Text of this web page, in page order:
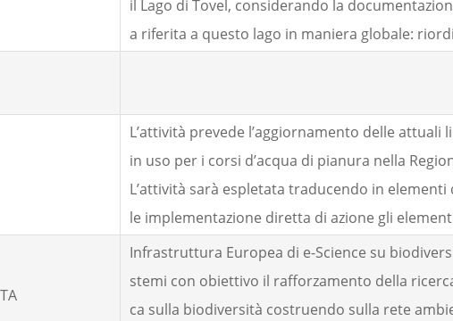
il Lago di Tovel, considerando la
a riferita a questo lago in maniera globale:
L’attività prevede l’aggiornamento delle attuali
in uso per i corsi d’acqua di pianura nella
L’attività sarà espletata traducendo in elementi
le implementazione diretta di azione gli
Infrastruttura Europea di e-Science su
stemi con obiettivo il rafforzamento della
ca sulla biodiversità costruendo sulla rete